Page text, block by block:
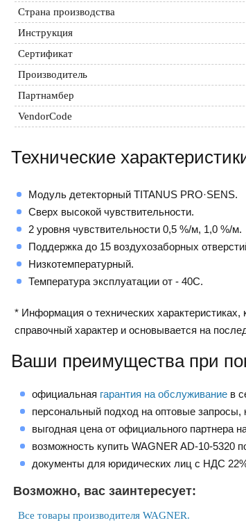
Страна производства
Инструкция
Сертификат
Производитель
Партнамбер
VendorCode
Технические
Модуль детекторный TITANUS PRO·SENS.
Сверх высокой чувствительности.
2 уровня чувствительности 0,5 %/м, 1,0 %/м.
Поддержка до 15 воздухозаборных
Низкотемпературный.
Температура эксплуатации от - 40С.
* Информация о технических характеристиках,
справочный характер и основывается на
Ваши преимущества при
официальная гарантия на обслуживание в
персональный подход на оптовые запросы,
выгодная цена от официального партнера
возможность купить WAGNER AD-10-5320
документы для юридических лиц с НДС
Возможно, вас заинтересует:
Все товары производителя WAGNER.